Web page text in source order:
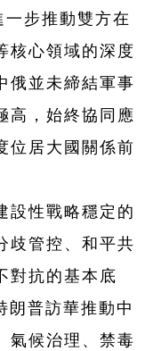
步推動雙方在
核心領域的深度
俄並未締結軍事
高，始終協同應
位居大國關係前
設性戰略穩定的
歧管控、和平共
對抗的基本底
朗普訪華推動中
氣候治理、禁毒